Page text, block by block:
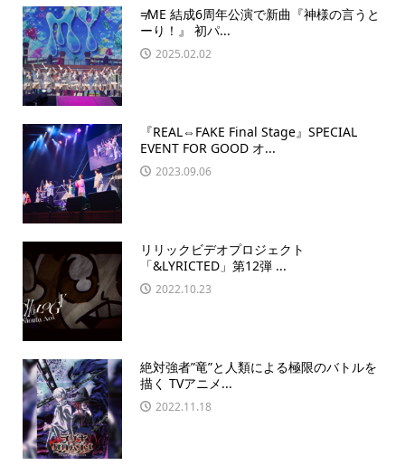
≠ME 結成6周年公演で新曲『神様の言うと
ーり！』 初パ...
2025.02.02
『REAL⇔FAKE Final Stage』SPECIAL
EVENT FOR GOOD オ...
2023.09.06
リリックビデオプロジェクト
「&LYRICTED」第12弾 ...
2022.10.23
絶対強者”竜”と人類による極限のバトルを
描く TVアニメ...
2022.11.18